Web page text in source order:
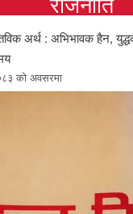
अर्थ : अभिभावक हैन,
को अवसरमा